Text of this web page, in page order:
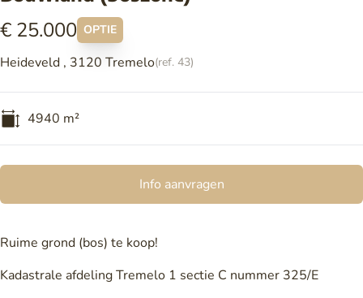
€ 25.000 OPTIE
Heideveld , 3120 Tremelo(ref. 43)
4940 m²
Info aanvragen
Ruime grond (bos) te koop!
Kadastrale afdeling Tremelo 1 sectie C nummer 325/E